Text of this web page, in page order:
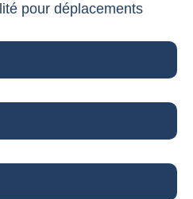
pour déplacements